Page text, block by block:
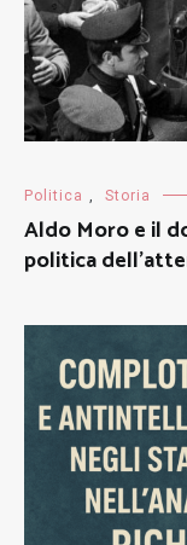
Politica Storia
Aldo Moro e il
politica